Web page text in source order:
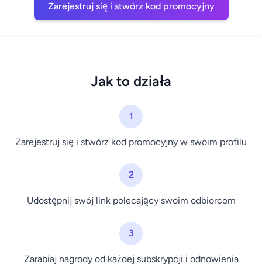
Zarejestruj się i stwórz kod promocyjny
Jak to działa
1
Zarejestruj się i stwórz kod promocyjny w swoim profilu
2
Udostępnij swój link polecający swoim odbiorcom
3
Zarabiaj nagrody od każdej subskrypcji i odnowienia